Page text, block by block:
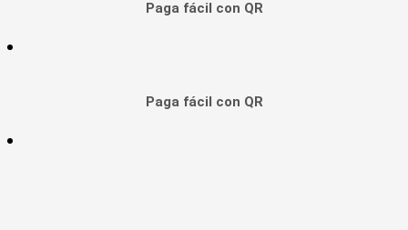
Paga fácil con QR
Paga fácil con QR